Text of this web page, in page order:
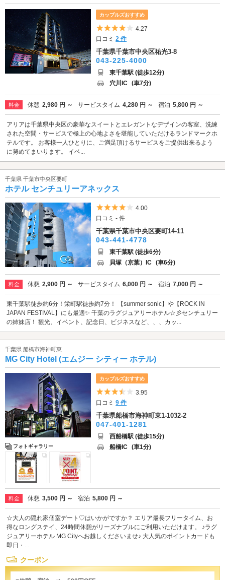
カップルズおすすめ
5つ星のうち4
4.27
口コミ2 件
千葉県千葉市中央区祐光3-8
043-225-4000
東千葉駅 (徒歩12分)
穴川IC (車7分)
料金 休憩 2,980 円 ～ サービスタイム 4,280 円 ～ 宿泊 5,800 円 ～
アリアは千葉県中央区の豪華なスイートとエレガントなデザインの客室、洗練
された空間・サービスで極上の心地よさを堪能していただけるランドマークホ
テルです。 お客様一人ひとりに、ご満足頂けるサービスをご提供出来るよう
に努めてまいります。 イベ...
千葉県 千葉市中央区要町
ホテル センチュリーアネックス
5つ星のうち4
4.00
口コミ - 件
千葉県千葉市中央区要町14-11
043-441-4778
東千葉駅 (徒歩6分)
貝塚（京葉）IC (車6分)
料金 休憩 2,900 円 ～ サービスタイム 6,000 円 ～ 宿泊 7,000 円 ～
東千葉駅徒歩約6分！栄町駅徒歩約7分！ 【summer sonic】や【ROCK IN
JAPAN FESTIVAL】にも最適✨ 千葉のラグジュアリーホテル☆彡センチュリー
の姉妹店！ 観光、イベント、記念日、ビジネスなど、、、カッ...
千葉県 船橋市海神町東
MG City Hotel (エムジー シティー ホテル)
フォトギャラリー
カップルズおすすめ
5つ星のうち3.5
3.95
口コミ9 件
千葉県船橋市海神町東1-1032-2
047-401-1281
西船橋駅 (徒歩15分)
船橋IC (車1分)
料金 休憩 3,500 円 ～ 宿泊 5,800 円 ～
☆大人の隠れ家個室デート♡はいかがですか？ エリア最長フリータイム、お
得なロングステイ、24時間休憩がリーズナブルにご利用いただけます。 ♪ラグ
ジュアリーホテル MG Cityへお越しくださいませ♪ 大人気のポイントカードも
即日・...
クーポン